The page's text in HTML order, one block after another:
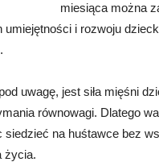
miesiąca można
i rozwoju
uwagę, jest siła mięśni
równowagi. Dlatego
na huśtawce bez
życia.